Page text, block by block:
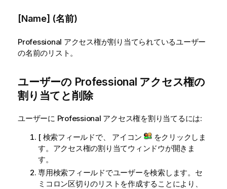
[Name] (名前)
Professional アクセス権が割り当てられているユーザー
の名前のリスト。
ユーザーの Professional アクセス権の
割り当てと削除
ユーザーに Professional アクセス権を割り当てるには:
[ 検索フィールドで、 アイコン
をクリックしま
す。アクセス権の割り当てウィンドウが開きま
す。
専用検索フィールドでユーザーを検索します。セ
ミコロン区切りのリストを作成することにより、